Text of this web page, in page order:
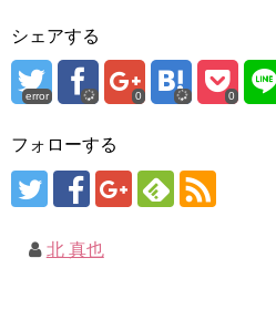
シェアする
error 0 0
フォローする
北 真也